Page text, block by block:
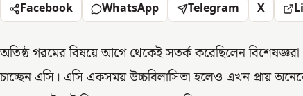
Facebook WhatsApp Telegram X
অতিষ্ঠ গরমের বিষয়ে আগে থেকেই সতর্ক করেছিলেন
চাচ্ছেন এসি। এসি একসময় উচ্চবিলাসিতা হলেও এখন প্রায়